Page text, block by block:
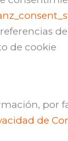
de
de cookie
por
de